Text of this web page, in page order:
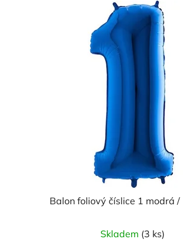
Balon foliový číslice 1 modrá /
hodnocení
Skladem (3 ks)